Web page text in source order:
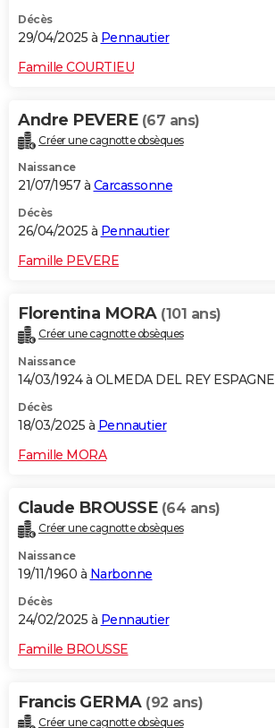
Décès
29/04/2025 à Pennautier
Famille COURTIEU
Andre PEVERE (67 ans)
Créer une cagnotte obsèques
Naissance
21/07/1957 à Carcassonne
Décès
26/04/2025 à Pennautier
Famille PEVERE
Florentina MORA (101 ans)
Créer une cagnotte obsèques
Naissance
14/03/1924 à OLMEDA DEL REY ESPAGNE
Décès
18/03/2025 à Pennautier
Famille MORA
Claude BROUSSE (64 ans)
Créer une cagnotte obsèques
Naissance
19/11/1960 à Narbonne
Décès
24/02/2025 à Pennautier
Famille BROUSSE
Francis GERMA (92 ans)
Créer une cagnotte obsèques